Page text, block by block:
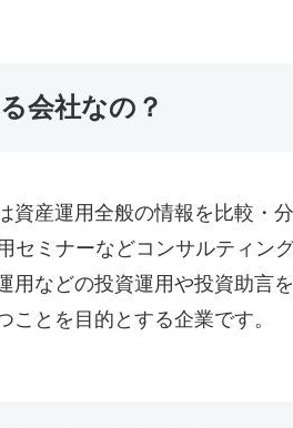
会社なの？
資産運用全般の情報を比較・
セミナーなどコンサルティン
用などの投資運用や投資助言
ことを目的とする企業です。